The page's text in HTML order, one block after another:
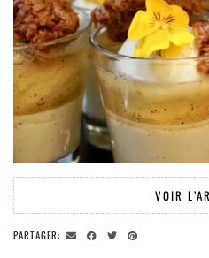
VOIR
PARTAGER: